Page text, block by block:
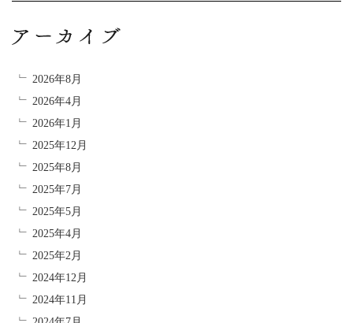
2026年8月
2026年4月
2026年1月
2025年12月
2025年8月
2025年7月
2025年5月
2025年4月
2025年2月
2024年12月
2024年11月